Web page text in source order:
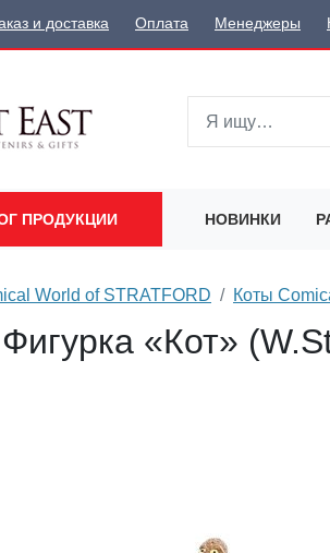
и доставка Оплата Менеджеры
ПРОДУКЦИИ НОВИНКИ
World of STRATFORD Коты
«Кот»